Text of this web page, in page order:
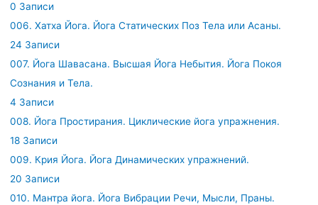
0 Записи
006. Хатха Йога. Йога Статических Поз Тела или Асаны.
24 Записи
007. Йога Шавасана. Высшая Йога Небытия. Йога Покоя
Сознания и Тела.
4 Записи
008. Йога Простирания. Циклические йога упражнения.
18 Записи
009. Крия Йога. Йога Динамических упражнений.
20 Записи
010. Мантра йога. Йога Вибрации Речи, Мысли, Праны.